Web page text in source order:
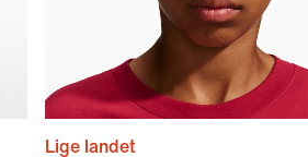
Lige landet